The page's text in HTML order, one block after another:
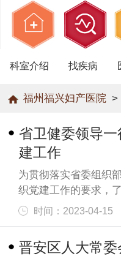
科室介绍 找疾病
福州福兴妇产医院 >
省卫健委领导
建工作
为贯彻落实省委组织
织党建工作的要求，
时间：2023-04-15
晋安区人大常